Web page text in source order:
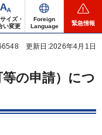
イズ・
い変更
Foreign
Language
緊急情報
更新日:2026年4月1日
の申請）につ